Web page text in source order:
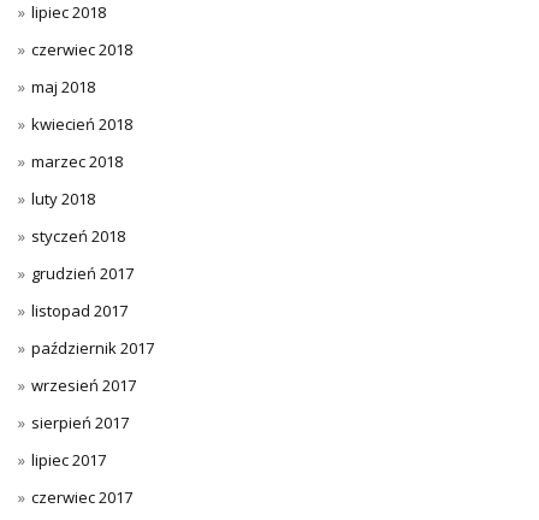
lipiec 2018
czerwiec 2018
maj 2018
kwiecień 2018
marzec 2018
luty 2018
styczeń 2018
grudzień 2017
listopad 2017
październik 2017
wrzesień 2017
sierpień 2017
lipiec 2017
czerwiec 2017